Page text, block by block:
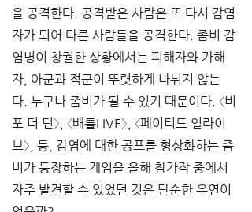
을 공격한다. 공격받은 사람은 또 다시 감염
자가 되어 다른 사람들을 공격한다. 좀비 감
염병이 창궐한 상황에서는 피해자와 가해
자, 아군과 적군이 뚜렷하게 나뉘지 않는
다. 누구나 좀비가 될 수 있기 때문이다. 〈비
포 더 던〉, 〈배틀LIVE〉, 〈페이티드 얼라이
브〉, 등, 감염에 대한 공포를 형상화하는 좀
비가 등장하는 게임을 올해 참가작 중에서
자주 발견할 수 있었던 것은 단순한 우연이